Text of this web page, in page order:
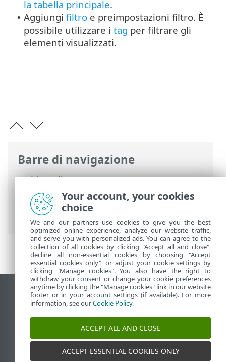
Barre di navigazione
Guida online ESET>ESET PROTECT On-
Prem>
Utilizzo di ESET PROTECT On-
Prem>ESET PROTECT On-Prem Menu
principale
Altro > Utenti computer
la tabella principale.
• Aggiungi filtro e preimpostazioni filtro. È
possibile utilizzare i tag per filtrare gli
elementi visualizzati.
Visualizza sito desktop
End of Life
ESET Knowledge Base
ESET Status Portal
Supporto regionale
Your account, your cookies
choice
We and our partners use cookies to give you the best
optimized online experience, analyze our website traffic,
and serve you with personalized ads. You can agree to the
collection of all cookies by clicking "Accept all and close",
decline all non-essential cookies by choosing "Accept
essential cookies only", or adjust your cookie settings by
clicking "Manage cookies". You also have the right to
withdraw your consent or change your cookie preferences
anytime by clicking the "Manage cookies" link in our website
footer or in your account settings (if available). For more
information, see ourCookie Policy.
ACCEPT ALL AND CLOSE
ACCEPT ESSENTIAL COOKIES ONLY